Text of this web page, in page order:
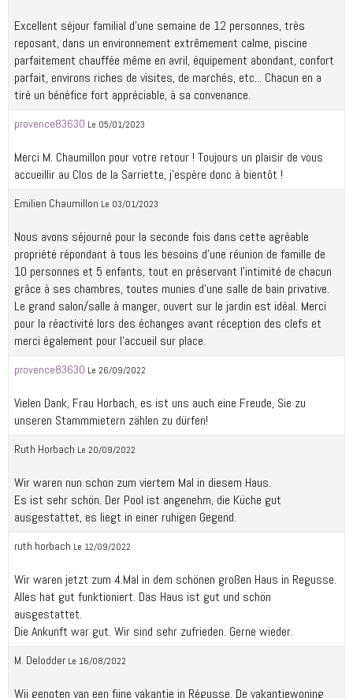
Excellent séjour familial d'une semaine de 12 personnes, très
reposant, dans un environnement extrêmement calme, piscine
parfaitement chauffée même en avril, équipement abondant, confort
parfait, environs riches de visites, de marchés, etc... Chacun en a
tiré un bénéfice fort appréciable, à sa convenance.
provence83630 Le 05/01/2023
Merci M. Chaumillon pour votre retour ! Toujours un plaisir de vous
accueillir au Clos de la Sarriette, j'espère donc à bientôt !
Emilien Chaumillon Le 03/01/2023
Nous avons séjourné pour la seconde fois dans cette agréable
propriété répondant à tous les besoins d’une réunion de famille de
10 personnes et 5 enfants, tout en préservant l’intimité de chacun
grâce à ses chambres, toutes munies d’une salle de bain privative.
Le grand salon/salle à manger, ouvert sur le jardin est idéal. Merci
pour la réactivité lors des échanges avant réception des clefs et
merci également pour l’accueil sur place.
provence83630 Le 26/09/2022
Vielen Dank, Frau Horbach, es ist uns auch eine Freude, Sie zu
unseren Stammmietern zählen zu dürfen!
Ruth Horbach Le 20/09/2022
Wir waren nun schon zum viertem Mal in diesem Haus.
Es ist sehr schön. Der Pool ist angenehm, die Küche gut
ausgestattet, es liegt in einer ruhigen Gegend.
ruth horbach Le 12/09/2022
Wir waren jetzt zum 4.Mal in dem schönen großen Haus in Regusse.
Alles hat gut funktioniert. Das Haus ist gut und schön
ausgestattet.
Die Ankunft war gut. Wir sind sehr zufrieden. Gerne wieder.
M. Delodder Le 16/08/2022
Wij genoten van een fijne vakantie in Régusse. De vakantiewoning